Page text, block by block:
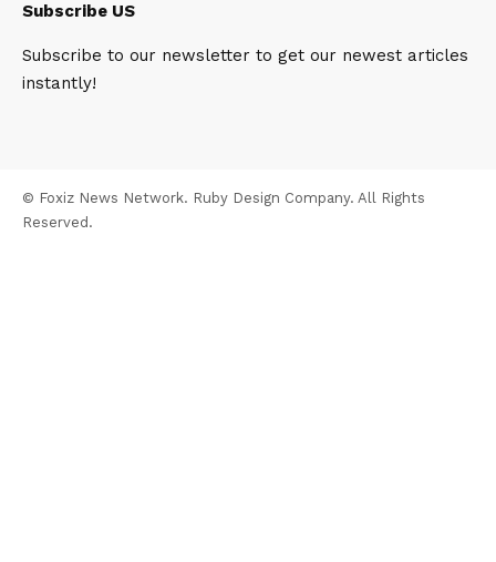
Subscribe US
Subscribe to our newsletter to get our newest articles
instantly!
© Foxiz News Network. Ruby Design Company. All Rights
Reserved.